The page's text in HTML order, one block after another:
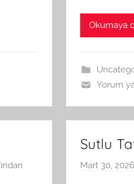
Okumaya
Yorum
Sutlu
Mart 30, 2026